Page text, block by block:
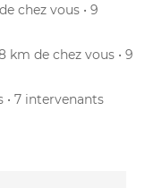
chez vous • 9
km de chez vous • 9
• 7 intervenants